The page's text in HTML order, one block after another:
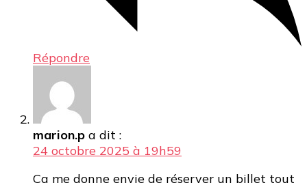
Répondre
marion.p a dit :
24 octobre 2025 à 19h59
Ça me donne envie de réserver un billet tout